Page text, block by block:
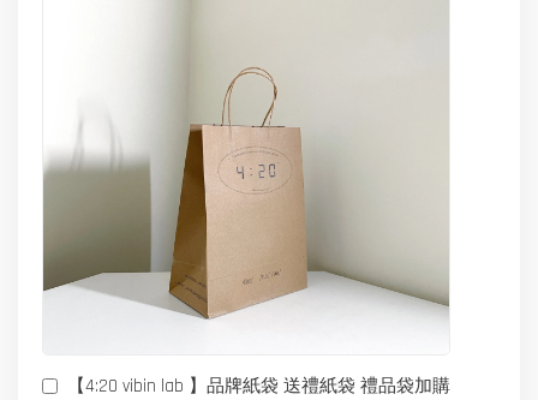
【4:20 vibin lab 】品牌紙袋 送禮紙袋 禮品袋加購